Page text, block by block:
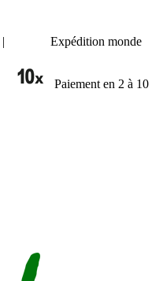
| Expédition monde
Paiement en 2 à 10